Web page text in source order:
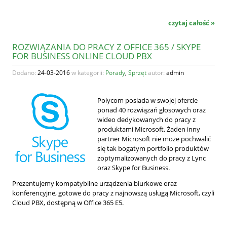
czytaj całość »
ROZWIĄZANIA DO PRACY Z OFFICE 365 / SKYPE
FOR BUSINESS ONLINE CLOUD PBX
Dodano: 24-03-2016w kategorii: Porady, Sprzętautor: admin
Polycom posiada w swojej ofercie
ponad 40 rozwiązań głosowych oraz
wideo dedykowanych do pracy z
produktami Microsoft. Żaden inny
partner Microsoft nie może pochwalić
się tak bogatym portfolio produktów
zoptymalizowanych do pracy z Lync
oraz Skype for Business.
Prezentujemy kompatybilne urządzenia biurkowe oraz
konferencyjne, gotowe do pracy z najnowszą usługą Microsoft, czyli
Cloud PBX, dostępną w Office 365 E5.